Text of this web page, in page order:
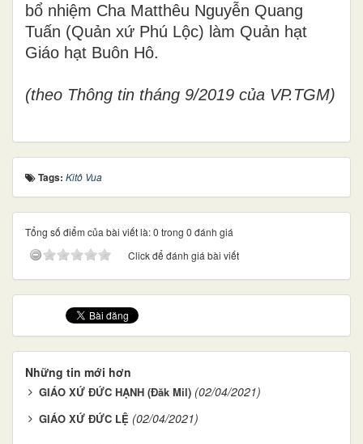
bổ nhiệm Cha Matthêu Nguyễn Quang
Tuấn (Quản xứ Phú Lộc) làm Quản hạt
Giáo hạt Buôn Hô.
(theo Thông tin tháng 9/2019 của VP.TGM)
Tags: Kitô Vua
Tổng số điểm của bài viết là: 0 trong 0 đánh giá
Click để đánh giá bài viết
Những tin mới hơn
GIÁO XỨ ĐỨC HẠNH (Đăk Mil) (02/04/2021)
GIÁO XỨ ĐỨC LỆ (02/04/2021)